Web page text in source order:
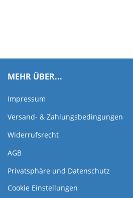
MEHR ÜBER...
Impressum
Versand- & Zahlungsbedingungen
Widerrufsrecht
AGB
Privatsphäre und Datenschutz
Cookie Einstellungen